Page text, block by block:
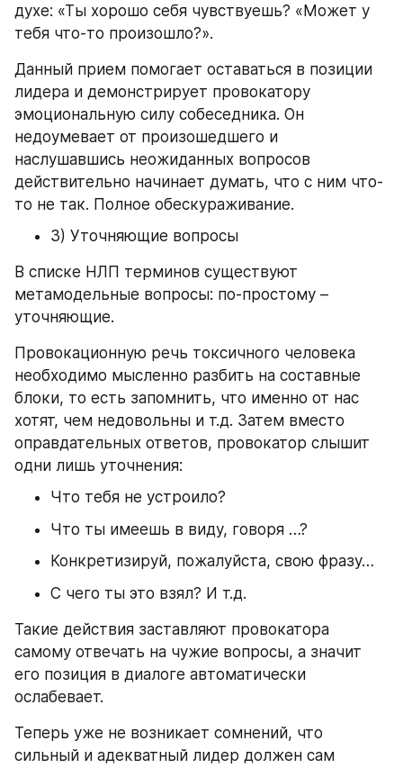
духе: «Ты хорошо себя чувствуешь? «Может у
тебя что-то произошло?».
Данный прием помогает оставаться в позиции
лидера и демонстрирует провокатору
эмоциональную силу собеседника. Он
недоумевает от произошедшего и
наслушавшись неожиданных вопросов
действительно начинает думать, что с ним что-
то не так. Полное обескураживание.
3) Уточняющие вопросы
В списке НЛП терминов существуют
метамодельные вопросы: по-простому –
уточняющие.
Провокационную речь токсичного человека
необходимо мысленно разбить на составные
блоки, то есть запомнить, что именно от нас
хотят, чем недовольны и т.д. Затем вместо
оправдательных ответов, провокатор слышит
одни лишь уточнения:
Что тебя не устроило?
Что ты имеешь в виду, говоря …?
Конкретизируй, пожалуйста, свою фразу…
С чего ты это взял? И т.д.
Такие действия заставляют провокатора
самому отвечать на чужие вопросы, а значит
его позиция в диалоге автоматически
ослабевает.
Теперь уже не возникает сомнений, что
сильный и адекватный лидер должен сам